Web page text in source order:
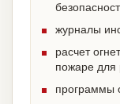
журналы
расчет
пожаре для
программы